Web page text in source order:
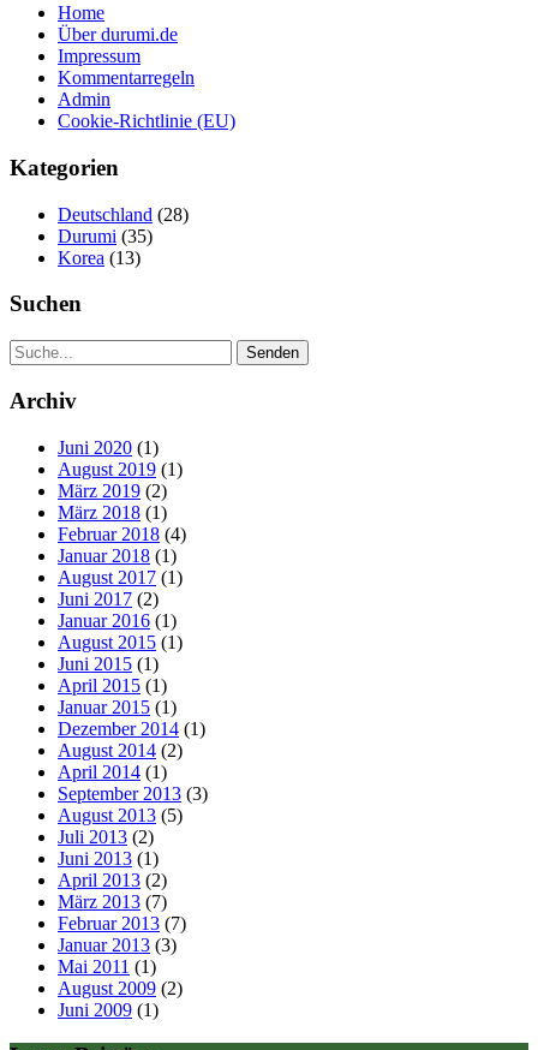
Home
Über durumi.de
Impressum
Kommentarregeln
Admin
Cookie-Richtlinie (EU)
Kategorien
Deutschland (28)
Durumi (35)
Korea (13)
Suchen
Archiv
Juni 2020 (1)
August 2019 (1)
März 2019 (2)
März 2018 (1)
Februar 2018 (4)
Januar 2018 (1)
August 2017 (1)
Juni 2017 (2)
Januar 2016 (1)
August 2015 (1)
Juni 2015 (1)
April 2015 (1)
Januar 2015 (1)
Dezember 2014 (1)
August 2014 (2)
April 2014 (1)
September 2013 (3)
August 2013 (5)
Juli 2013 (2)
Juni 2013 (1)
April 2013 (2)
März 2013 (7)
Februar 2013 (7)
Januar 2013 (3)
Mai 2011 (1)
August 2009 (2)
Juni 2009 (1)